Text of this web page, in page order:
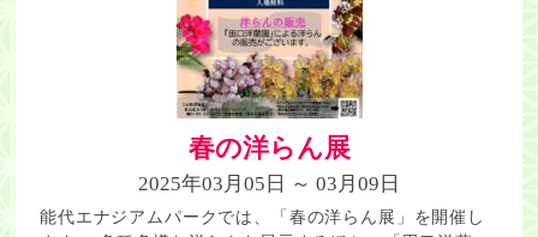
春の洋らん展
2025年03月05日 ～ 03月09日
能代エナジアムパークでは、「春の洋らん展」を開催し